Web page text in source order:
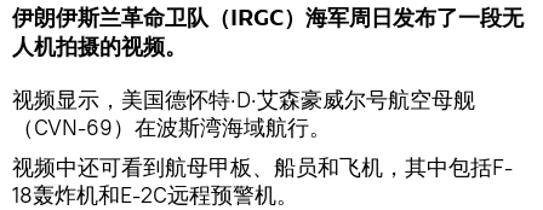
伊朗伊斯兰革命卫队（IRGC）海军周日发布了一段无
人机拍摄的视频。
视频显示，美国德怀特·D·艾森豪威尔号航空母舰
（CVN-69）在波斯湾海域航行。
视频中还可看到航母甲板、船员和飞机，其中包括F-
18轰炸机和E-2C远程预警机。